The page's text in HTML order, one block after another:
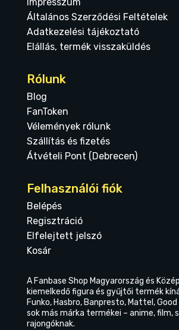
Általános Szerződési Feltételek
Adatkezelési tájékoztató
Elállás, termék visszaküldés
Rólunk
Blog
FanToken
Vélemények rólunk
Szállítás és fizetés
Átvételi Pont (Debrecen)
Felhasználói fiók
Belépés
Regisztráció
Elfelejtett jelszó
Kosár
A Fanbase Shop Magyarország és
kiemelkedő figura és gyűjtői termék
Funko, Hasbro, Banpresto, Mattel,
sok más márka termékei – anime, film,
rajongóknak.